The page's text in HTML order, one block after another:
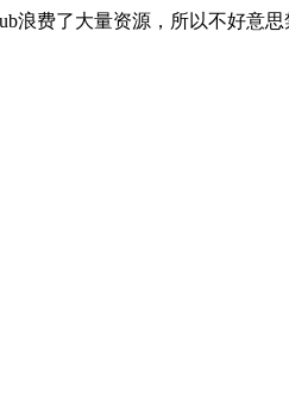
浪费了大量资源，所以不好意